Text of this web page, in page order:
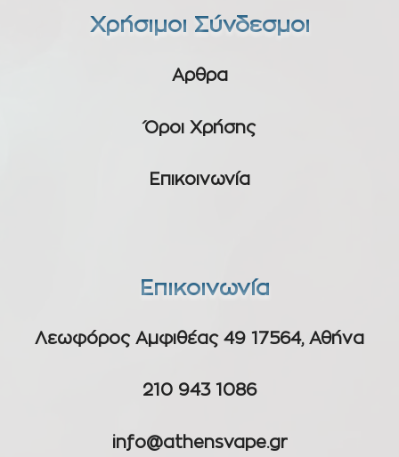
Χρήσιμοι Σύνδεσμοι
Αρθρα
Όροι Χρήσης
Επικοινωνία
Επικοινωνία
Λεωφόρος Αμφιθέας 49 17564, Αθήνα
210 943 1086
info@athensvape.gr